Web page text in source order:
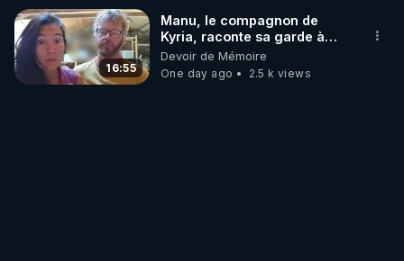
16:55
Manu, le compagnon de
Kyria, raconte sa garde à
vue musclée. PARTAGEZ!
Devoir de Mémoire
One day ago
2.5 k views